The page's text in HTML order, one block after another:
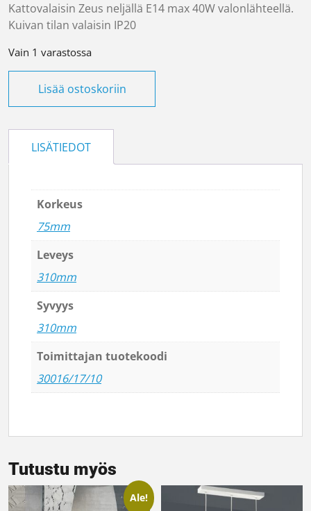
Kattovalaisin Zeus neljällä E14 max 40W valonlähteellä.
Kuivan tilan valaisin IP20
Vain 1 varastossa
Lisää ostoskoriin
LISÄTIEDOT
Korkeus
75mm
Leveys
310mm
Syvyys
310mm
Toimittajan tuotekoodi
30016/17/10
Tutustu myös
Ale!